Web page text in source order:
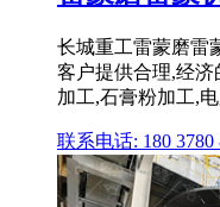
长城重工雷蒙磨雷
客户提供合理,经
加工,石膏粉加工,
联系电话: 180 3780